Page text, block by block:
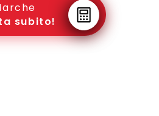
subito!